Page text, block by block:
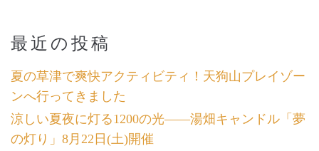
最近の投稿
夏の草津で爽快アクティビティ！天狗山プレイゾー
ンへ行ってきました
涼しい夏夜に灯る1200の光――湯畑キャンドル「夢
の灯り」8月22日(土)開催